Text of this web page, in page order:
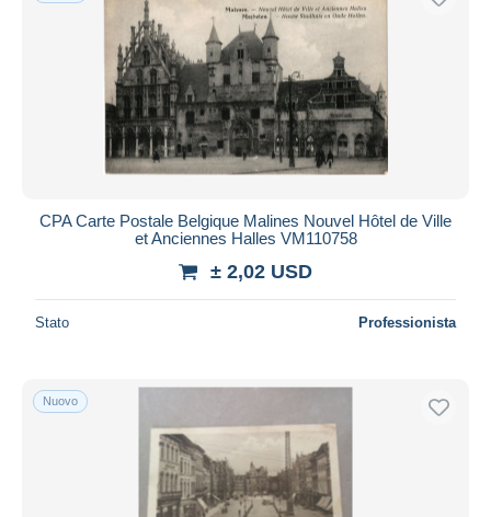
Aggiorna
CPA Carte Postale Belgique Malines Nouvel Hôtel de Ville
et Anciennes Halles VM110758
± 2,02 USD
Stato Professionista
Nuovo